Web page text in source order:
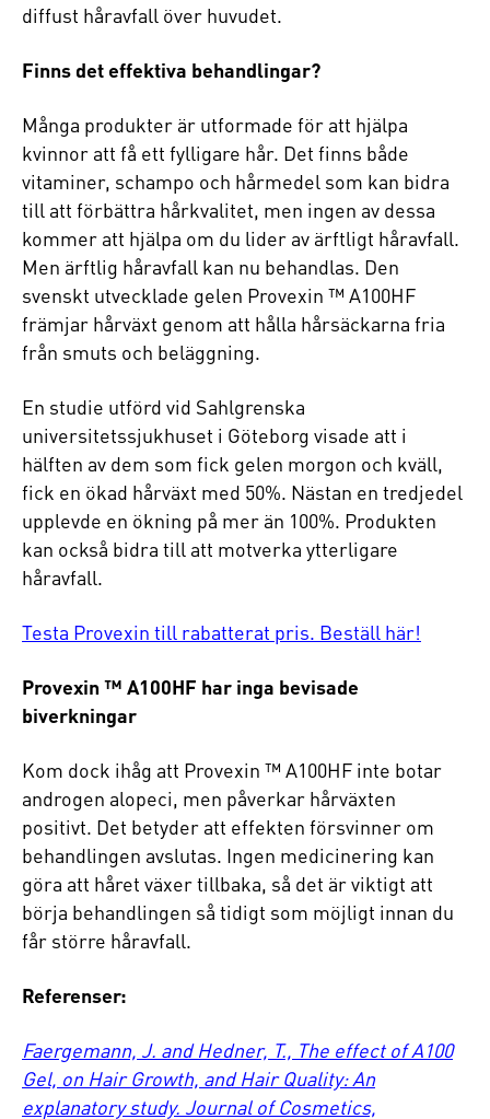
diffust håravfall över huvudet.
Finns det effektiva behandlingar?
Många produkter är utformade för att hjälpa
kvinnor att få ett fylligare hår. Det finns både
vitaminer, schampo och hårmedel som kan bidra
till att förbättra hårkvalitet, men ingen av dessa
kommer att hjälpa om du lider av ärftligt håravfall.
Men ärftlig håravfall kan nu behandlas. Den
svenskt utvecklade gelen Provexin ™ A100HF
främjar hårväxt genom att hålla hårsäckarna fria
från smuts och beläggning.
En studie utförd vid Sahlgrenska
universitetssjukhuset i Göteborg visade att i
hälften av dem som fick gelen morgon och kväll,
fick en ökad hårväxt med 50%. Nästan en tredjedel
upplevde en ökning på mer än 100%. Produkten
kan också bidra till att motverka ytterligare
håravfall.
Testa Provexin till rabatterat pris. Beställ här!
Provexin ™ A100HF har inga bevisade
biverkningar
Kom dock ihåg att Provexin ™ A100HF inte botar
androgen alopeci, men påverkar hårväxten
positivt. Det betyder att effekten försvinner om
behandlingen avslutas. Ingen medicinering kan
göra att håret växer tillbaka, så det är viktigt att
börja behandlingen så tidigt som möjligt innan du
får större håravfall.
Referenser:
Faergemann, J. and Hedner, T., The effect of A100
Gel, on Hair Growth, and Hair Quality: An
explanatory study. Journal of Cosmetics,